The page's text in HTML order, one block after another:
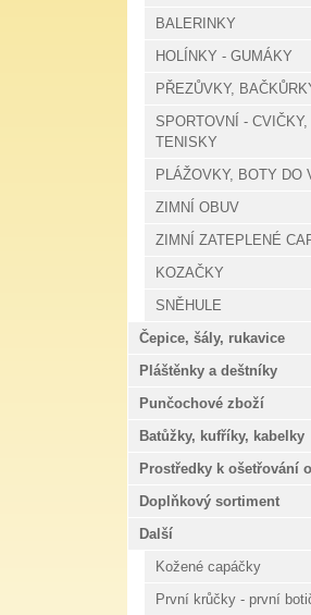
BALERINKY
HOLÍNKY - GUMÁKY
PŘEZŮVKY,
SPORTOVNÍ -
TENISKY
PLÁŽOVKY, BOTY DO
ZIMNÍ OBUV
ZIMNÍ ZATEPLENÉ
KOZAČKY
SNĚHULE
Čepice, šály, rukavice
Pláštěnky a deštníky
Punčochové zboží
Batůžky, kufříky, kabelky
Prostředky k ošetřování
Doplňkový sortiment
Další
Kožené capáčky
První krůčky - první